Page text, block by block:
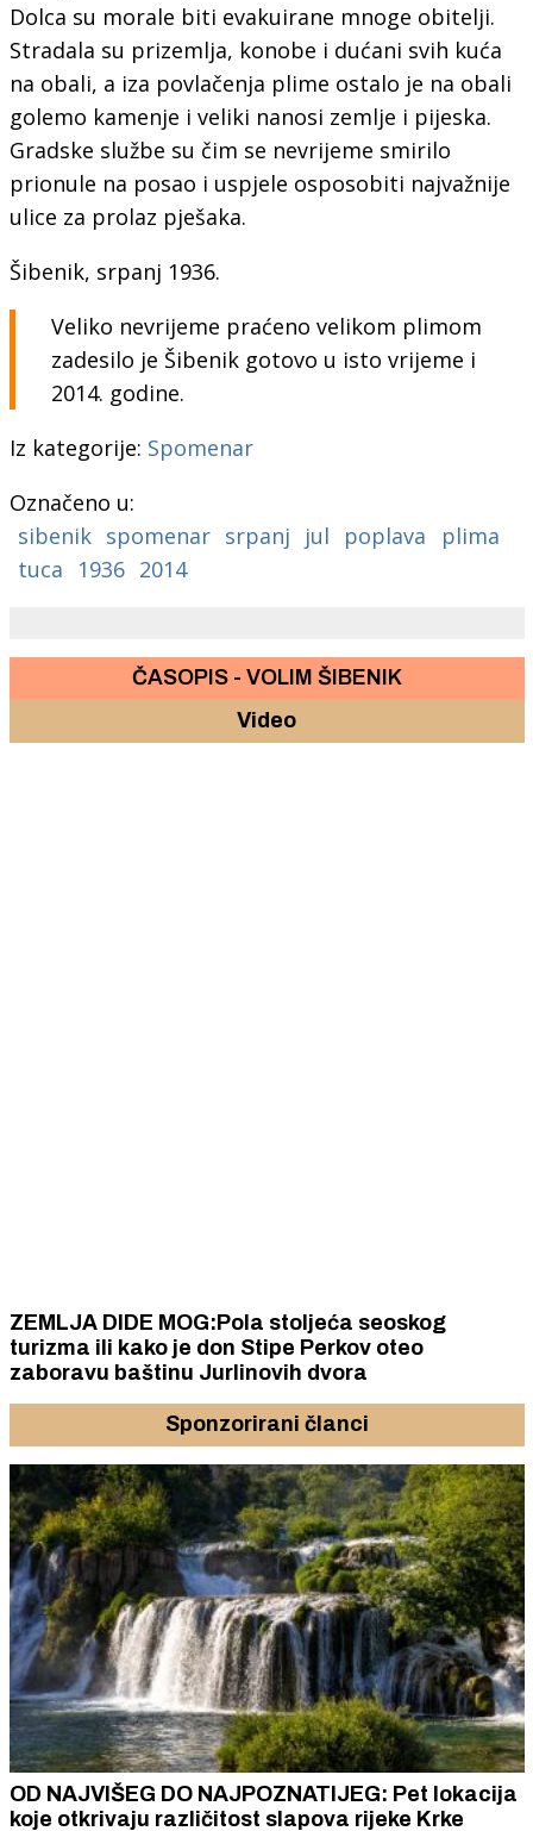
Dolca su morale biti evakuirane mnoge obitelji.
Stradala su prizemlja, konobe i dućani svih kuća
na obali, a iza povlačenja plime ostalo je na obali
golemo kamenje i veliki nanosi zemlje i pijeska.
Gradske službe su čim se nevrijeme smirilo
prionule na posao i uspjele osposobiti najvažnije
ulice za prolaz pješaka.
Šibenik, srpanj 1936.
Veliko nevrijeme praćeno velikom plimom
zadesilo je Šibenik gotovo u isto vrijeme i
2014. godine.
Iz kategorije: Spomenar
Označeno u:
sibenik spomenar srpanj jul poplava
plima
tuca
1936 2014
ČASOPIS - VOLIM ŠIBENIK
Video
ZEMLJA DIDE MOG:Pola stoljeća seoskog
turizma ili kako je don Stipe Perkov oteo
zaboravu baštinu Jurlinovih dvora
Sponzorirani članci
OD NAJVIŠEG DO NAJPOZNATIJEG: Pet lokacija
koje otkrivaju različitost slapova rijeke Krke